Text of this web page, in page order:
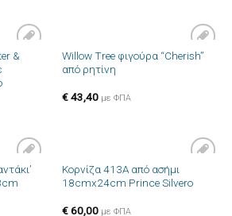
λίστα
&
Πρόσθήκη
Willow Tree φιγούρα “Cherish”
από ρητίνη
€43,40 με ΦΠΑ
λίστα
Πρόσθήκη
στην λίστα
Κορνίζα 413A από ασήμι
18cmx24cm Prince Silvero
€60,00 με ΦΠΑ